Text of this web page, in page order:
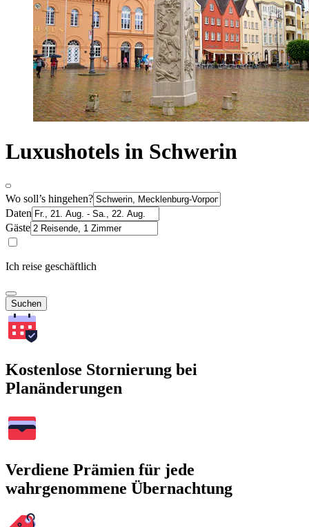
Luxushotels in Schwerin
Wo soll’s hingehen?
Daten
Gäste
Ich reise geschäftlich
Suchen
Kostenlose Stornierung bei
Planänderungen
Verdiene Prämien für jede
wahrgenommene Übernachtung